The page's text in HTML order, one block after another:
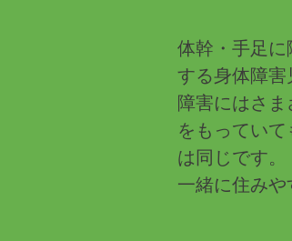
体幹・手足に
する身体障害
障害にはさ
をもってい
は同じです。
一緒に住みや